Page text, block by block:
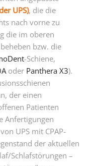
UPS), die die
nach vorne zu
die im oberen
bzw. die
-Schiene,
oder Panthera X3).
der einen
Patienten
Anfertigungen
UPS mit CPAP-
der aktuellen
Schlafstörungen –